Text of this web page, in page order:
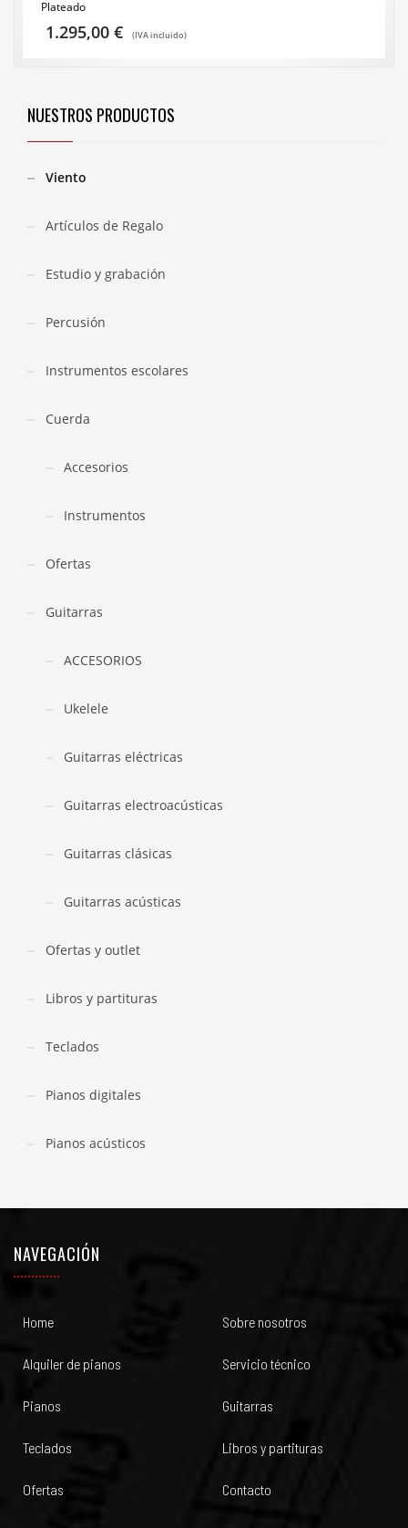
Plateado
1.295,00 € (IVA incluido)
NUESTROS PRODUCTOS
Viento
Artículos de Regalo
Estudio y grabación
Percusión
Instrumentos escolares
Cuerda
Accesorios
Instrumentos
Ofertas
Guitarras
ACCESORIOS
Ukelele
Guitarras eléctricas
Guitarras electroacústicas
Guitarras clásicas
Guitarras acústicas
Ofertas y outlet
Libros y partituras
Teclados
Pianos digitales
Pianos acústicos
NAVEGACIÓN
Home Sobre nosotros
Alquiler de pianos Servicio técnico
Pianos Guitarras
Teclados Libros y partituras
Ofertas Contacto